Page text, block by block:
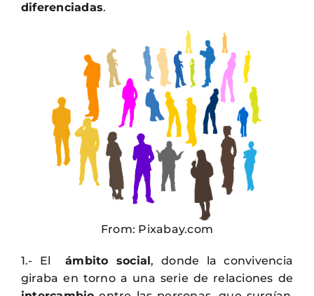
diferenciadas.
From: Pixabay.com
1.- Elámbito social, donde la convivencia
giraba en torno a una serie de relaciones de